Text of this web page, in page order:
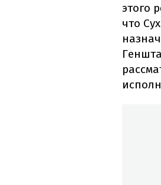
этого
что